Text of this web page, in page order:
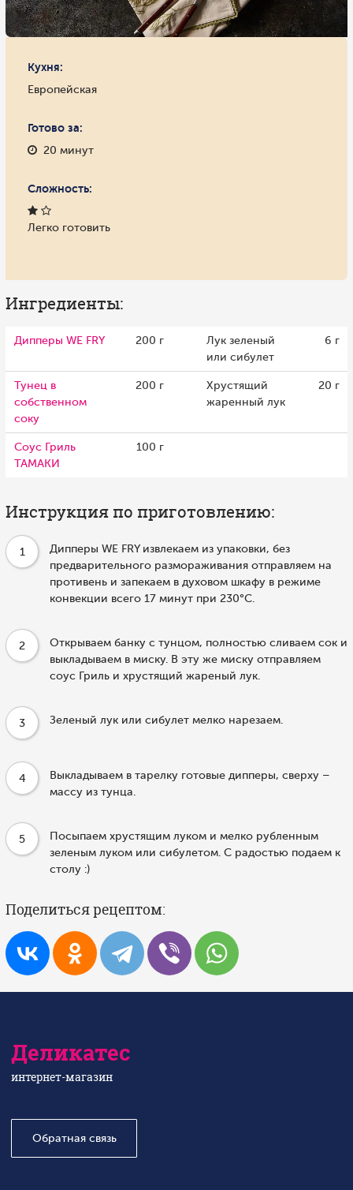
Кухня:
Европейская
Готово за:
20 минут
Сложность:
Легко готовить
Ингредиенты:
Дипперы WE FRY 200 г
Лук зеленый
или сибулет
6 г
Тунец в
собственном
соку
200 г
Хрустящий
жаренный лук
20 г
Соус Гриль
ТАМАКИ
100 г
Инструкция по приготовлению:
1
Дипперы WE FRY извлекаем из упаковки, без
предварительного размораживания отправляем на
противень и запекаем в духовом шкафу в режиме
конвекции всего 17 минут при 230°С.
2
Открываем банку с тунцом, полностью сливаем сок и
выкладываем в миску. В эту же миску отправляем
соус Гриль и хрустящий жареный лук.
3 Зеленый лук или сибулет мелко нарезаем.
4
Выкладываем в тарелку готовые дипперы, сверху –
массу из тунца.
5
Посыпаем хрустящим луком и мелко рубленным
зеленым луком или сибулетом. С радостью подаем к
столу :)
Поделиться рецептом:
Деликатес
интернет-магазин
Обратная связь